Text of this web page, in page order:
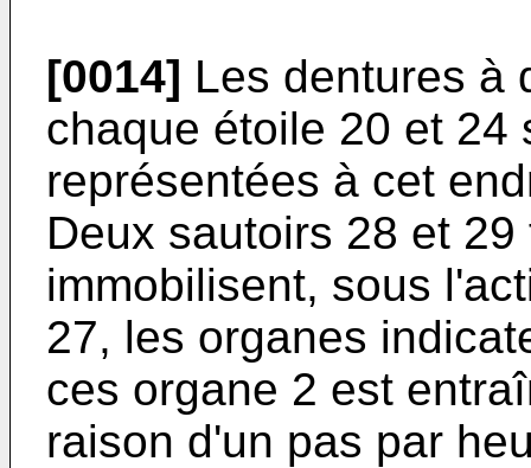
[0014] Les dentures à
chaque étoile 20 et 24
représentées à cet
Deux sautoirs 28 et
immobilisent, sous
27, les organes
ces organe 2 est
raison d'un pas par